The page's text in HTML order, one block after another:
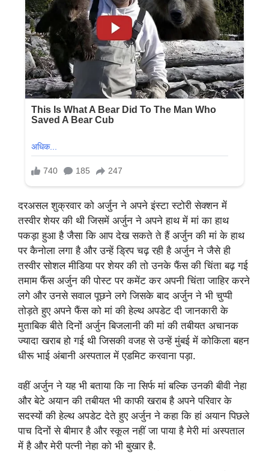
दरअसल शुक्रवार को अर्जुन ने अपने इंस्टा स्टोरी सेक्शन में
तस्वीर शेयर की थी जिसमें अर्जुन ने अपने हाथ में मां का हाथ
पकड़ा हुआ है जैसा कि आप देख सकते ते हैं अर्जुन की मां के हाथ
पर कैनोला लगा है और उन्हें ड्रिप चढ़ रही है अर्जुन ने जैसे ही
तस्वीर सोशल मीडिया पर शेयर की तो उनके फैंस की चिंता बढ़ गई
तमाम फैंस अर्जुन की पोस्ट पर कमेंट कर अपनी चिंता जाहिर करने
लगे और उनसे सवाल पूछने लगे जिसके बाद अर्जुन ने भी चुप्पी
तोड़ते हुए अपने फैंस को मां की हेल्थ अपडेट दी जानकारी के
मुताबिक बीते दिनों अर्जुन बिजलानी की मां की तबीयत अचानक
ज्यादा खराब हो गई थी जिसकी वजह से उन्हें मुंबई में कोकिला बहन
धीरू भाई अंबानी अस्पताल में एडमिट करवाना पड़ा.
वहीं अर्जुन ने यह भी बताया कि ना सिर्फ मां बल्कि उनकी बीवी नेहा
और बेटे अयान की तबीयत भी काफी खराब है अपने परिवार के
सदस्यों की हेल्थ अपडेट देते हुए अर्जुन ने कहा कि हां अयान पिछले
पाच दिनों से बीमार है और स्कूल नहीं जा पाया है मेरी मां अस्पताल
में है और मेरी पत्नी नेहा को भी बुखार है.